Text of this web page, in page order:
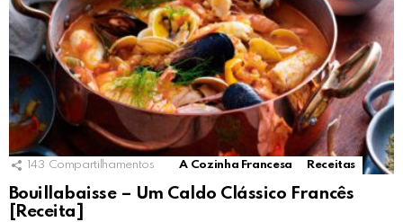
143 Compartilhamentos A Cozinha Francesa Receitas
Bouillabaisse – Um Caldo Clássico Francês
[Receita]